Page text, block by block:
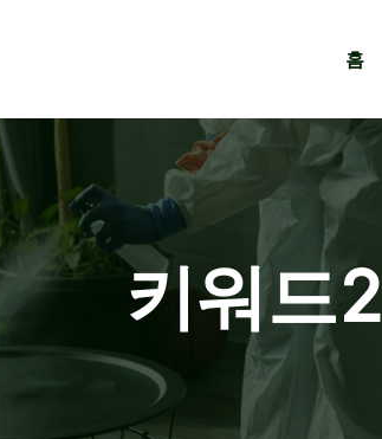
홈
키워드2